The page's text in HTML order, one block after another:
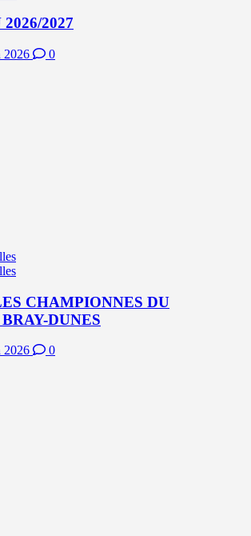
2027
2026 0
CHAMPIONNES DU
DUNES
2026 0